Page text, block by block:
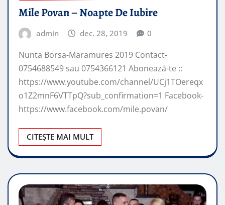
Mile Povan – Noapte De Iubire
admin dec. 28, 2019 0
Nunta Borsa-Maramures 2019 Contact-
0754688549 sau 0754366121 Abonează-te ::
https://www.youtube.com/channel/UCj1TOereqx
o1Z2mnF6VTTpQ?sub_confirmation=1 Facebook-
https://www.facebook.com/mile.povan/
CITEȘTE MAI MULT